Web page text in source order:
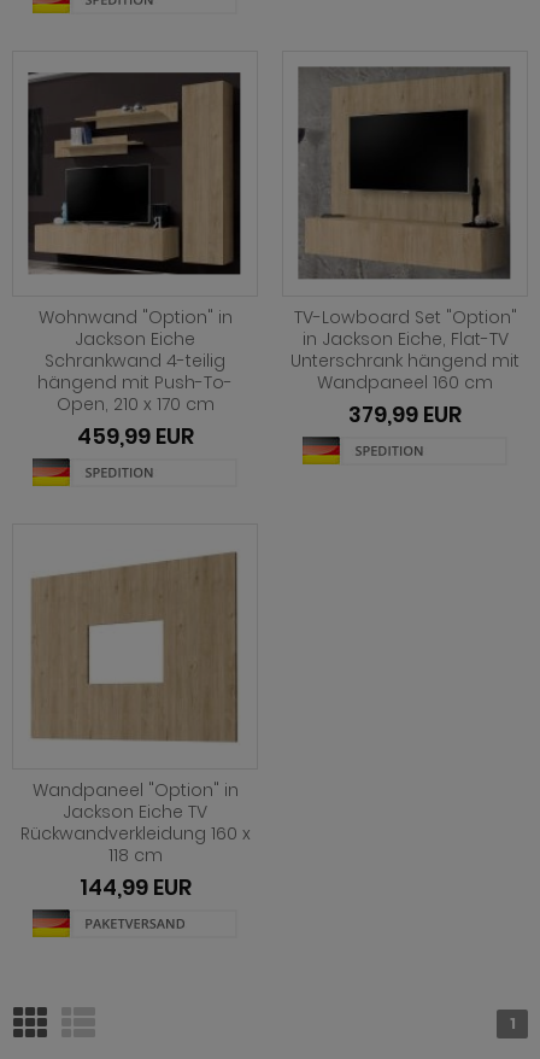
Wohnwand "Option" in
Jackson Eiche
Schrankwand 4-teilig
hängend mit Push-To-
Open, 210 x 170 cm
459,99 EUR
TV-Lowboard Set "Option"
in Jackson Eiche, Flat-TV
Unterschrank hängend mit
Wandpaneel 160 cm
379,99 EUR
Wandpaneel "Option" in
Jackson Eiche TV
Rückwandverkleidung 160 x
118 cm
144,99 EUR
1
Stove Old Style hell
Stove weiß Pinie
Stream
Sumatra
Sunroof
Synnax
Timber
Tomaso
Tyler